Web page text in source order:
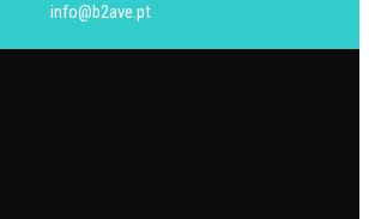
info@b2ave.pt